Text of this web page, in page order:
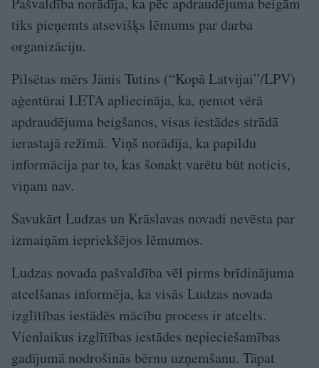
tiks pieņemts atsevišķs lēmums par darba
organizāciju.
Pilsētas mērs Jānis Tutins (“Kopā Latvijai”/LPV)
aģentūrai LETA apliecināja, ka, ņemot vērā
apdraudējuma beigšanos, visas iestādes strādā
ierastajā režīmā. Viņš norādīja, ka papildu
informācija par to, kas šonakt varētu būt noticis,
viņam nav.
Savukārt Ludzas un Krāslavas novadi nevēsta par
izmaiņām iepriekšējos lēmumos.
Ludzas novada pašvaldība vēl pirms brīdinājuma
atcelšanas informēja, ka visās Ludzas novada
izglītības iestādēs mācību process ir atcelts.
Vienlaikus izglītības iestādes nepieciešamības
gadījumā nodrošinās bērnu uzņemšanu. Tāpat